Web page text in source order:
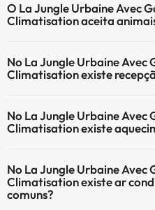
O La Jungle Urbaine Avec
Climatisation aceita
animais de estimação.
No La Jungle Urbaine Avec
Climatisation existe
recepção 24 horas.
No La Jungle Urbaine Avec
Climatisation existe
aquecimento nas áreas comuns.
No La Jungle Urbaine Avec
Climatisation existe ar
comuns?